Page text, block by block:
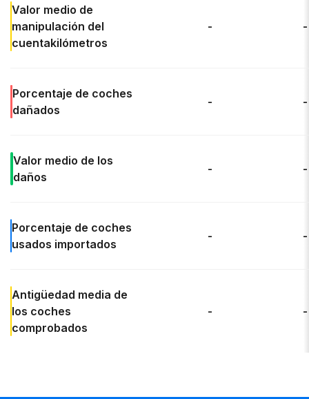
Valor medio de
manipulación del
cuentakilómetros
- -
Porcentaje de coches
dañados
- -
Valor medio de los
daños
- -
Porcentaje de coches
usados importados
- -
Antigüedad media de
los coches
comprobados
- -